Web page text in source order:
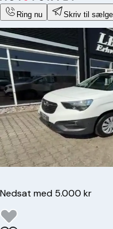
Ring nu Skriv til
Nedsat med 5.000 kr